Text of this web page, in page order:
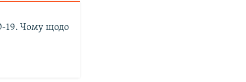
19. Чому щодо